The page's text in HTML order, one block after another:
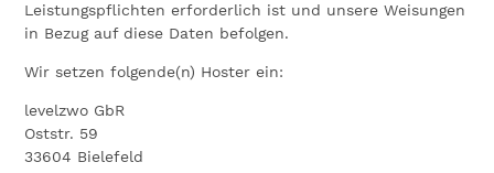
Leistungspflichten erforderlich ist und unsere Weisungen
in Bezug auf diese Daten befolgen.
Wir setzen folgende(n) Hoster ein:
levelzwo GbR
Oststr. 59
33604 Bielefeld